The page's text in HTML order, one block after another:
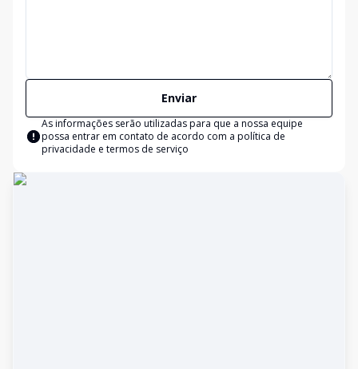
Enviar
As informações serão utilizadas para que a nossa equipe
possa entrar em contato de acordo com a política de
privacidade e termos de serviço